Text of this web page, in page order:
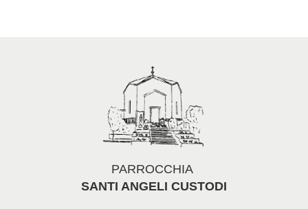
PARROCCHIA
SANTI ANGELI CUSTODI